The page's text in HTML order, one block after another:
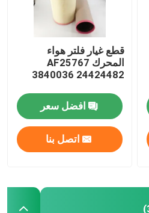
قطع غيار فلتر هواء
المحرك AF25767
3840036 24424482
افضل سعر
اتصل بنا